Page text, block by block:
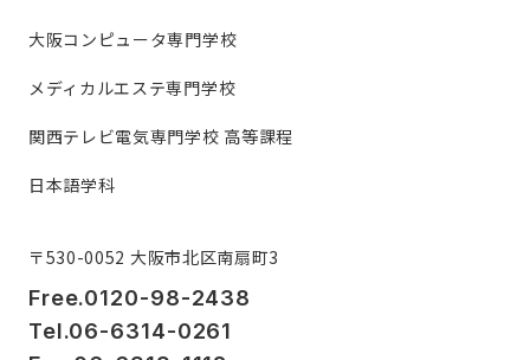
大阪コンピュータ専門学校
メディカルエステ専門学校
関西テレビ電気専門学校 高等課程
日本語学科
〒530-0052 大阪市北区南扇町3
Free.0120-98-2438
Tel.06-6314-0261